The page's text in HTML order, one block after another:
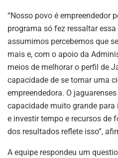
“Nosso povo é empreendedor
programa só fez ressaltar
assumimos percebemos que
mais e, com o apoio da
meios de melhorar o perfil de
capacidade de se tornar uma
empreendedora. O
capacidade muito grande
e investir tempo e recursos de
dos resultados reflete isso”,
A equipe respondeu um